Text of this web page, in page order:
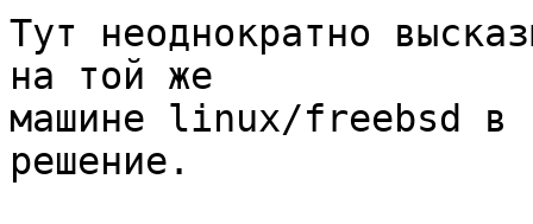
Тут неоднократно
на той же
машине linux/freebsd в
решение.